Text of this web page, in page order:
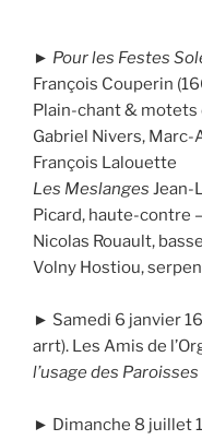
► Pour les Festes
François Couperin
Plain-chant & motets
Gabriel Nivers,
François Lalouette
Les Meslanges Jean-
Picard, haute-contre
Nicolas Rouault,
Volny Hostiou,
► Samedi 6 janvier
arrt). Les Amis de
l’usage des Paroisses
► Dimanche 8 juillet